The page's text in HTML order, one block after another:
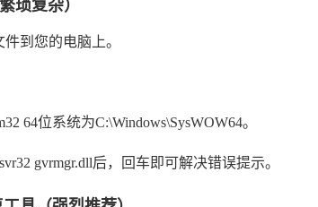
琐复杂）
件到您的电脑上。
64位系统为C:\Windows\SysWOW64。
gvrmgr.dll后，回车即可解决错误提示。